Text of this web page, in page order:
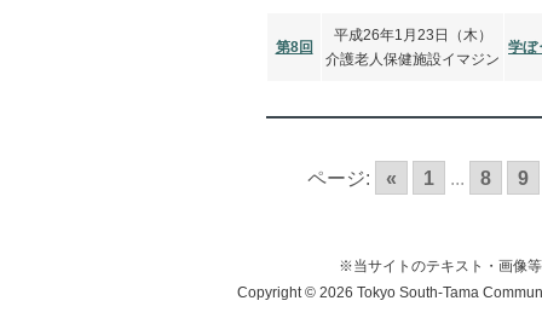
第8回
平成26年1月23日（木）
介護老人保健施設イマジン
学ぼ
ページ: « 1 ... 8 9
※当サイトのテキスト・画像
Copyright © 2026 Tokyo South-Tama